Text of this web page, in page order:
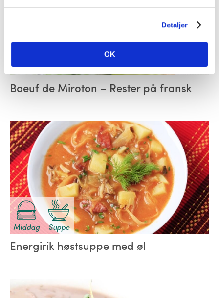
Detaljer
OK
Middag
Boeuf de Miroton – Rester på fransk
Middag Suppe
Energirik høstsuppe med øl